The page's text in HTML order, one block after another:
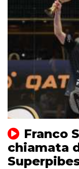
Franco
chiamata